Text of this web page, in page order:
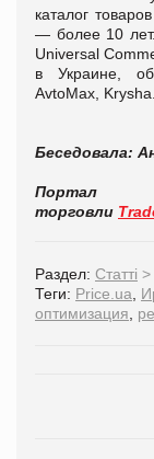
каталог
— более 10
Universal
в Украине,
AvtoMax,
Беседовала:
Портал
торговли
Раздел: Статті >
Теги: Price.ua
оптимизация